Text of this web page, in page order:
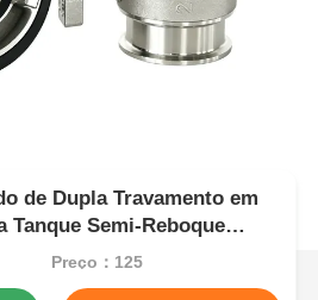
de Dupla Travamento em
Tanque Semi-Reboque
Preço：125